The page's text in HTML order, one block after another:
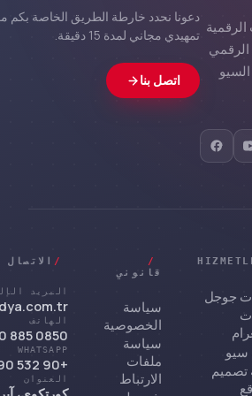
دعونا نحدد خارطة الطريق الخاصة بكم
تمهيدي مجاني لمدة 15 دقيقة.
اتصل بنا
جوجل
سيو
تصميم
/
قانوني
سياسة
الخصوصية
سياسة
ملفات
الارتباط
/ الاتصال
البريد
الهاتف
0850 885 0 955
WHATSAPP
+90 532 290 66 72
العنوان